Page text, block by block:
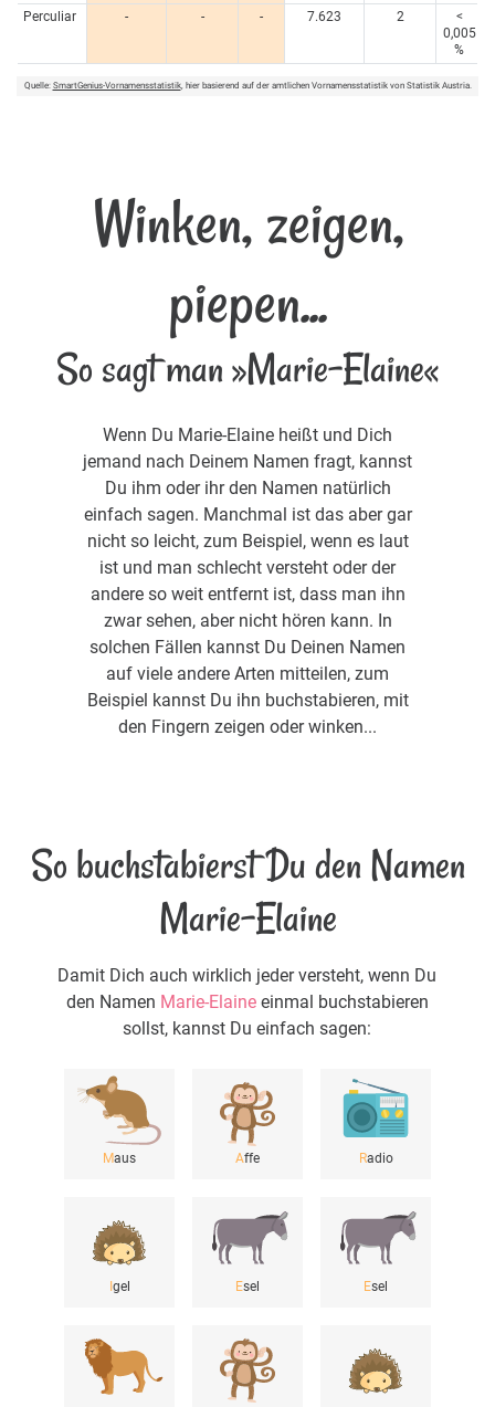
Perculiar
- - - 7.623 2
<
0,005
%
Quelle: SmartGenius-Vornamensstatistik, hier basierend auf der amtlichen Vornamensstatistik von Statistik Austria.
Winken, zeigen,
piepen...
So sagt man »Marie-Elaine«
Wenn Du Marie-Elaine heißt und Dich
jemand nach Deinem Namen fragt, kannst
Du ihm oder ihr den Namen natürlich
einfach sagen. Manchmal ist das aber gar
nicht so leicht, zum Beispiel, wenn es laut
ist und man schlecht versteht oder der
andere so weit entfernt ist, dass man ihn
zwar sehen, aber nicht hören kann. In
solchen Fällen kannst Du Deinen Namen
auf viele andere Arten mitteilen, zum
Beispiel kannst Du ihn buchstabieren, mit
den Fingern zeigen oder winken...
So buchstabierst Du den Namen
Marie-Elaine
Damit Dich auch wirklich jeder versteht, wenn Du
den Namen Marie-Elaineeinmal buchstabieren
sollst, kannst Du einfach sagen:
Maus Affe Radio
gel Esel Esel